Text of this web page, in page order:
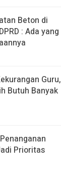
Beton di
: Ada yang
Guru,
Butuh Banyak
Prioritas